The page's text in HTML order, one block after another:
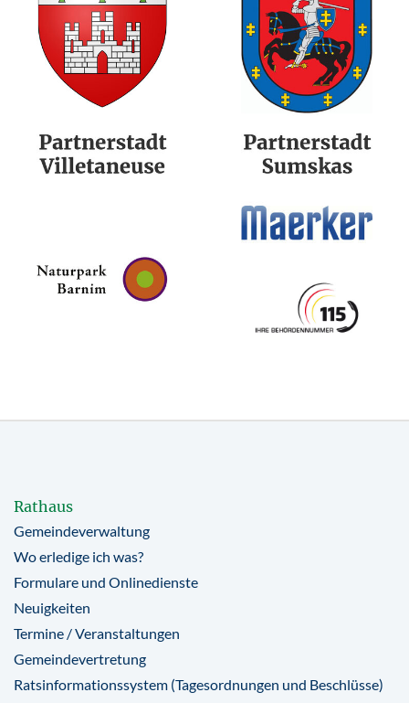
Rathaus
Gemeindeverwaltung
Wo erledige ich was?
Formulare und Onlinedienste
Neuigkeiten
Termine / Veranstaltungen
Gemeindevertretung
Ratsinformationssystem (Tagesordnungen und Beschlüsse)